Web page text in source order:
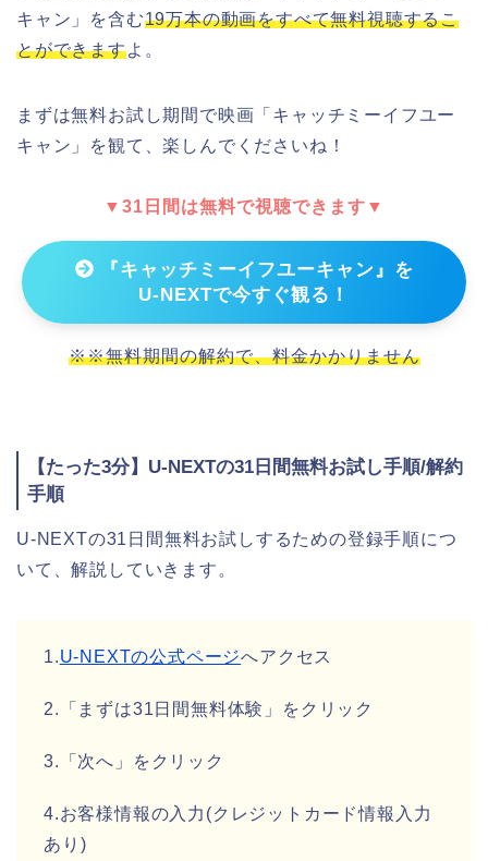
キャン」を含む19万本の動画をすべて無料視聴するこ
とができますよ。
まずは無料お試し期間で映画「キャッチミーイフユー
キャン」を観て、楽しんでくださいね！
▼31日間は無料で視聴できます▼
『キャッチミーイフユーキャン』を
U-NEXTで今すぐ観る！
※※無料期間の解約で、料金かかりません
【たった3分】U-NEXTの31日間無料お試し手順/解約
手順
U-NEXTの31日間無料お試しするための登録手順につ
いて、解説していきます。
1.U-NEXTの公式ページへアクセス
2.「まずは31日間無料体験」をクリック
3.「次へ」をクリック
4.お客様情報の入力(クレジットカード情報入力
あり)